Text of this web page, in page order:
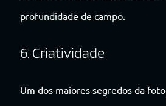
profundidade de campo.
6. Criatividade
Um dos maiores segredos da